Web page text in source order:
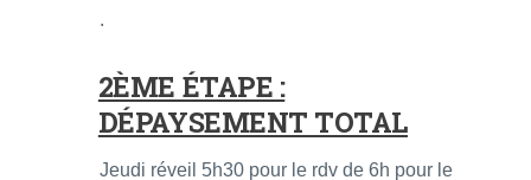
.
2ÈME ÉTAPE :
DÉPAYSEMENT TOTAL
Jeudi réveil 5h30 pour le rdv de 6h pour le